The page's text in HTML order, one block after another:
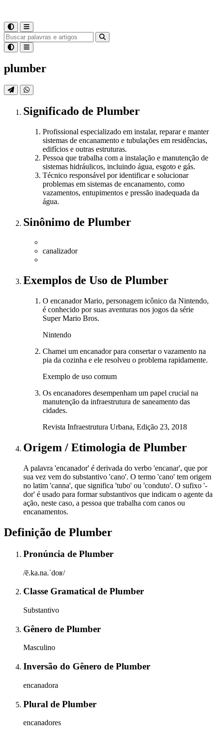
plumber
Significado de Plumber
Profissional especializado em instalar, reparar e manter
sistemas de encanamento e tubulações em residências,
edifícios e outras estruturas.
Pessoa que trabalha com a instalação e manutenção de
sistemas hidráulicos, incluindo água, esgoto e gás.
Técnico responsável por identificar e solucionar
problemas em sistemas de encanamento, como
vazamentos, entupimentos e pressão inadequada da
água.
Sinônimo de Plumber
canalizador
Exemplos de Uso de Plumber
O encanador Mario, personagem icônico da Nintendo,
é conhecido por suas aventuras nos jogos da série
Super Mario Bros.
Nintendo
Chamei um encanador para consertar o vazamento na
pia da cozinha e ele resolveu o problema rapidamente.
Exemplo de uso comum
Os encanadores desempenham um papel crucial na
manutenção da infraestrutura de saneamento das
cidades.
Revista Infraestrutura Urbana, Edição 23, 2018
Origem / Etimologia de Plumber
A palavra 'encanador' é derivada do verbo 'encanar', que por
sua vez vem do substantivo 'cano'. O termo 'cano' tem origem
no latim 'canna', que significa 'tubo' ou 'conduto'. O sufixo '-
dor' é usado para formar substantivos que indicam o agente da
ação, neste caso, a pessoa que trabalha com canos ou
encanamentos.
Definição de Plumber
Pronúncia de Plumber
/ẽ.ka.na.ˈdoʁ/
Classe Gramatical de Plumber
Substantivo
Gênero de Plumber
Masculino
Inversão do Gênero de Plumber
encanadora
Plural de Plumber
encanadores